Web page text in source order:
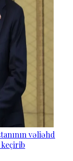
vəliəhd
keçirib